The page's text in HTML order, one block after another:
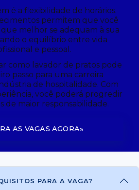
é a flexibilidade de horários.
permitem que você
melhor se adequam à sua
o equilíbrio entre vida
e pessoal.
como lavador de pratos pode
passo para uma carreira
de hospitalidade. Com
você poderá progredir
de maior responsabilidade.
AS VAGAS AGORA
PARA A VAGA?